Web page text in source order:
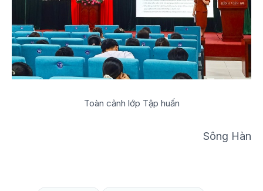
Toàn cảnh lớp Tập huấn
Sông Hàn